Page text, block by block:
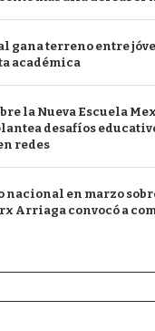
gana terreno entre
académica
la Nueva Escuela
desafíos
redes
nacional en marzo
Arriaga convocó a